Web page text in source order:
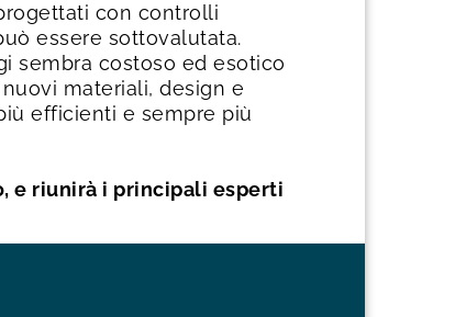
con controlli
essere sottovalutata.
sembra costoso ed esotico
materiali, design e
efficienti e sempre più
e riunirà i principali esperti